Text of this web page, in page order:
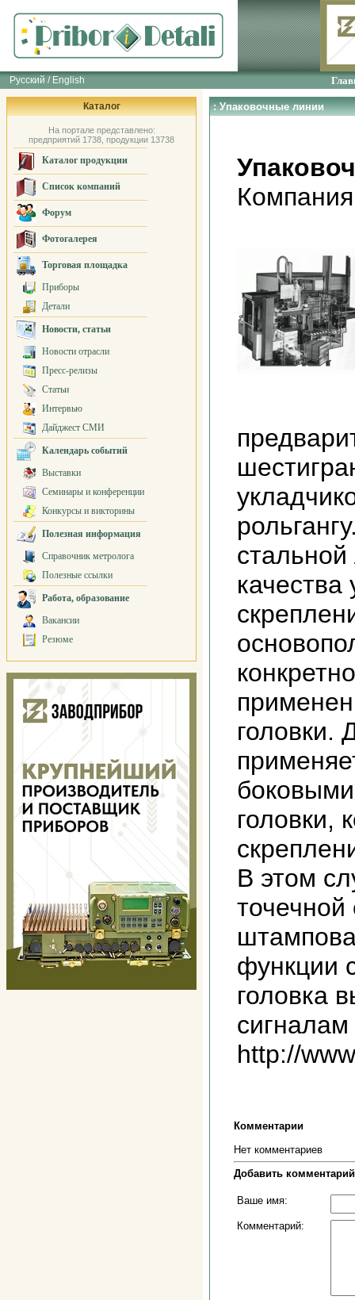
Русский / English
Каталог
На портале представлено:
предприятий 1738, продукции 13738
Каталог продукции
Список компаний
Форум
Фотогалерея
Торговая площадка
Приборы
Детали
Новости, статьи
Новости отрасли
Пресс-релизы
Статьи
Интервью
Дайджест СМИ
Календарь событий
Выставки
Семинары и конференции
Конкурсы и викторины
Полезная информация
Справочник метролога
Полезные ссылки
Работа, образование
Вакансии
Резюме
: Упаковочные линии
стальной
головки.
головки,
В этом
точечной
функции
головка
сигналам
http://
Комментарии
Нет комментариев
Добавить комментарий
Ваше имя:
Комментарий: